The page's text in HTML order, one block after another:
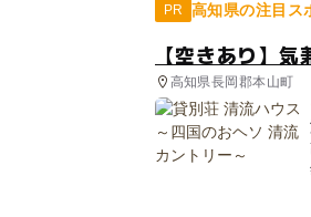
PR 高知県の注目ス
【空きあり】
高知県長岡郡本山町